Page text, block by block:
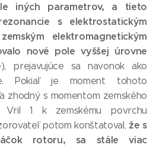
iných parametrov, a tieto
s elektrostatickým
elektromagnetickým
nové pole vyššej úrovne
prejavujúce sa navonok ako
Pokiaľ je moment tohoto
zhodný s momentom zemského
Vril 1 k zemskému povrchu
potom konštatoval, že s
rotoru, sa stále viac